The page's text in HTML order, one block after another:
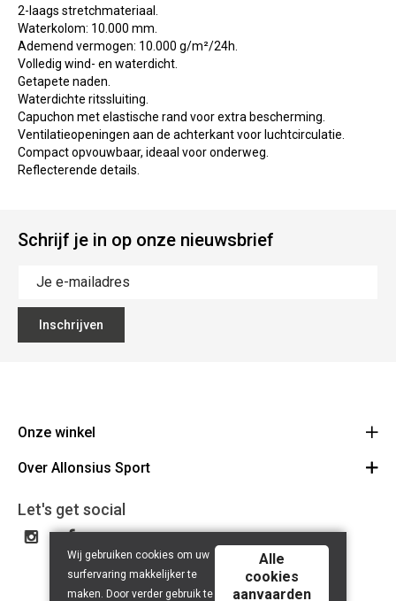
2-laags stretchmateriaal.
Waterkolom: 10.000 mm.
Ademend vermogen: 10.000 g/m²/24h.
Volledig wind- en waterdicht.
Getapete naden.
Waterdichte ritssluiting.
Capuchon met elastische rand voor extra bescherming.
Ventilatieopeningen aan de achterkant voor luchtcirculatie.
Compact opvouwbaar, ideaal voor onderweg.
Reflecterende details.
Schrijf je in op onze nieuwsbrief
Inschrijven
Onze winkel
Allonsius Sport
Route
Tel 02 356 46 46
BE0423.241.484
Over Allonsius Sport
Over ons
Onze merken
Cancel order
Let's get social
Wij gebruiken cookies om uw
surfervaring makkelijker te
maken. Door verder gebruik te
Alle
cookies
aanvaarden